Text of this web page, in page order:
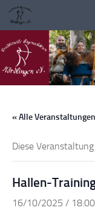
Zum Inhalt springen
« Alle Veranstaltungen
Diese
Hallen-
16/10/2025 / 18:00